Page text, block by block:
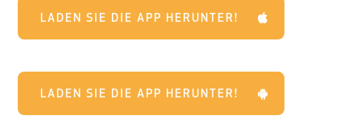
LADEN SIE DIE APP HERUNTER!
LADEN SIE DIE APP HERUNTER!